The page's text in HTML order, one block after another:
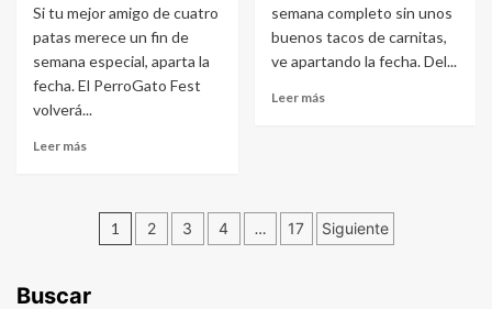
tradición
y
orgullo
Si tu mejor amigo de cuatro
patas merece un fin de
semana especial, aparta la
fecha. El PerroGato Fest
volverá...
Leer más
PerroGato
Fest
a
semana completo sin unos
buenos tacos de carnitas,
ve apartando la fecha. Del...
Leer másRead
o
en
Paginación
1 2 3 4 … 17 Siguiente
Buscar